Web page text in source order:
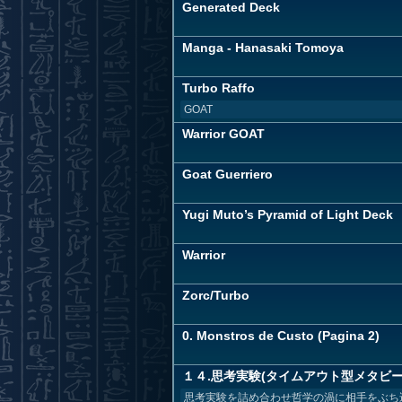
Generated Deck
Manga - Hanasaki Tomoya
Turbo Raffo
GOAT
Warrior GOAT
Goat Guerriero
Yugi Muto’s Pyramid of Light Deck
Warrior
Zorc/Turbo
0. Monstros de Custo (Pagina 2)
１４.思考実験(タイムアウト型メタビ
思考実験を詰め合わせ哲学の渦に相手をぶ